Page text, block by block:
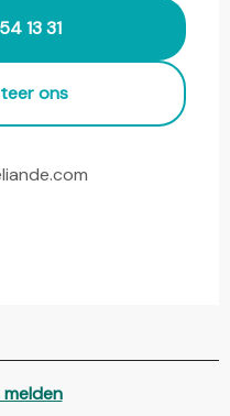
13 31
ons